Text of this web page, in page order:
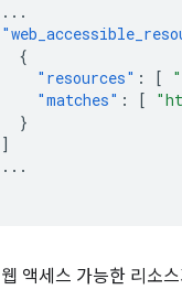
...
{
"resources" : [
"matches" : [
}
]
...
웹 액세스 가능한 리소